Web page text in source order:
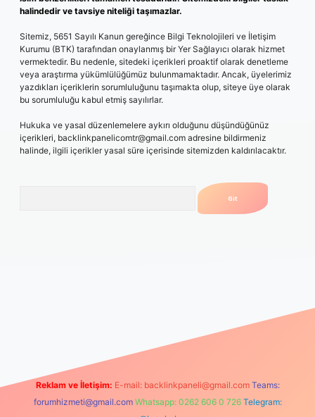
halindedir ve tavsiye niteliği taşımazlar.
Sitemiz, 5651 Sayılı Kanun gereğince Bilgi Teknolojileri ve İletişim
Kurumu (BTK) tarafından onaylanmış bir Yer Sağlayıcı olarak hizmet
vermektedir. Bu nedenle, sitedeki içerikleri proaktif olarak denetleme
veya araştırma yükümlülüğümüz bulunmamaktadır. Ancak, üyelerimiz
yazdıkları içeriklerin sorumluluğunu taşımakta olup, siteye üye olarak
bu sorumluluğu kabul etmiş sayılırlar.
Hukuka ve yasal düzenlemelere aykırı olduğunu düşündüğünüz
içerikleri, backlinkpanelicomtr@gmail.com adresine bildirmeniz
halinde, ilgili içerikler yasal süre içerisinde sitemizden kaldırılacaktır.
betexper yeni giriş
Reklam ve İletişim: E-mail: backlinkpaneli@gmail.com Teams:
forumhizmeti@gmail.com Whatsapp: 0262 606 0 726 Telegram: